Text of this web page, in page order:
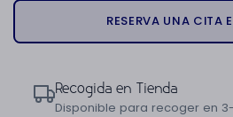
RESERVA UNA CITA
Recogida en Tienda
Disponible para recoger en